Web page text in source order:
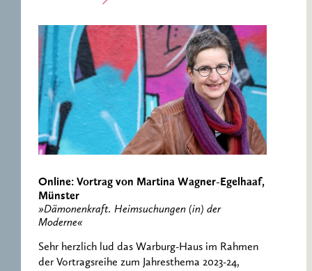
Online: Vortrag von Martina Wagner-Egelhaaf,
Münster
»Dämonenkraft. Heimsuchungen (in) der
Moderne«
Sehr herzlich lud das Warburg-Haus im Rahmen
der Vortragsreihe zum Jahresthema 2023-24,